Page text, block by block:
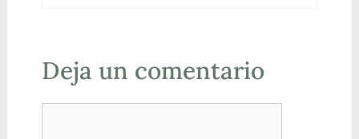
Deja un comentario